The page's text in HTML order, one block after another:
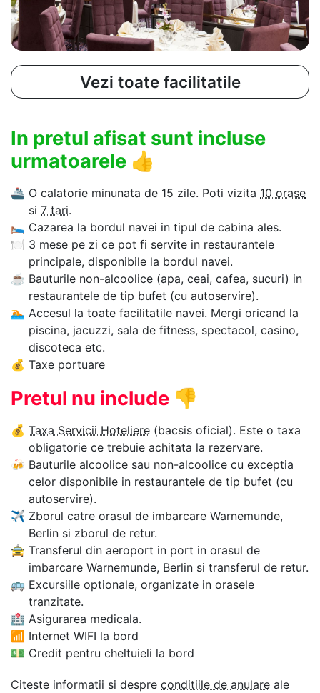
Vezi toate facilitatile
In pretul afisat sunt incluse
urmatoarele 👍
🚢 O calatorie minunata de 15 zile. Poti vizita 10 orase
si 7 tari.
🛌 Cazarea la bordul navei in tipul de cabina ales.
🍽 3 mese pe zi ce pot fi servite in restaurantele
principale, disponibile la bordul navei.
☕ Bauturile non-alcoolice (apa, ceai, cafea, sucuri) in
restaurantele de tip bufet (cu autoservire).
🏊‍ Accesul la toate facilitatile navei. Mergi oricand la
piscina, jacuzzi, sala de fitness, spectacol, casino,
discoteca etc.
💰 Taxe portuare
Pretul nu include 👎
💰 Taxa Servicii Hoteliere (bacsis oficial). Este o taxa
obligatorie ce trebuie achitata la rezervare.
🍻 Bauturile alcoolice sau non-alcoolice cu exceptia
celor disponibile in restaurantele de tip bufet (cu
autoservire).
✈ Zborul catre orasul de imbarcare Warnemunde,
Berlin si zborul de retur.
🚖 Transferul din aeroport in port in orasul de
imbarcare Warnemunde, Berlin si transferul de retur.
🚌 Excursiile optionale, organizate in orasele
tranzitate.
🏥 Asigurarea medicala.
📶 Internet WIFI la bord
💵 Credit pentru cheltuieli la bord
Citeste informatii si despre conditiile de anulare ale